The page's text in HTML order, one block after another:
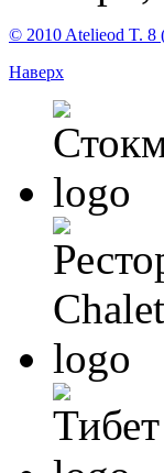
© 2010 Atelieod T. 8
Наверх